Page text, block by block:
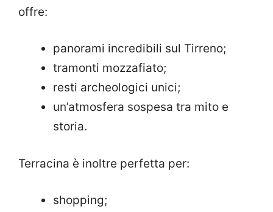
offre:
panorami incredibili sul Tirreno;
tramonti mozzafiato;
resti archeologici unici;
un’atmosfera sospesa tra mito e
storia.
Terracina è inoltre perfetta per:
shopping;